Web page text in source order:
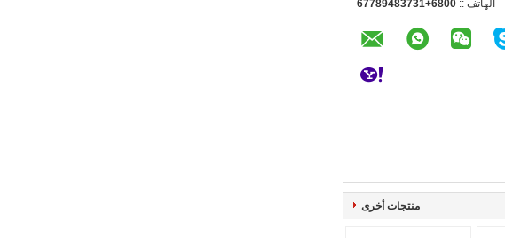
الهاتف :: 0086+13738498776
منتجات أخرى